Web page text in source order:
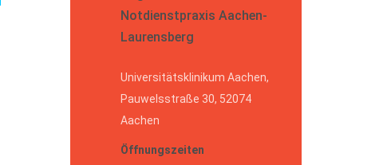
Notdienstpraxis Aachen-
Laurensberg
Universitätsklinikum Aachen,
Pauwelsstraße 30, 52074
Aachen
Öffnungszeiten